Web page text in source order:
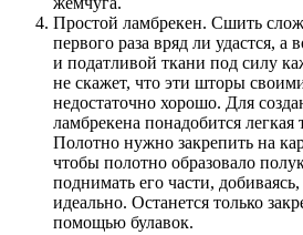
Простой ламбрекен. Сшить
первого раза вряд ли удастся, а
и податливой ткани под силу
не скажет, что эти шторы
недостаточно хорошо. Для
ламбрекена понадобится легкая
Полотно нужно закрепить на
чтобы полотно образовало
поднимать его части,
идеально. Останется только
помощью булавок.